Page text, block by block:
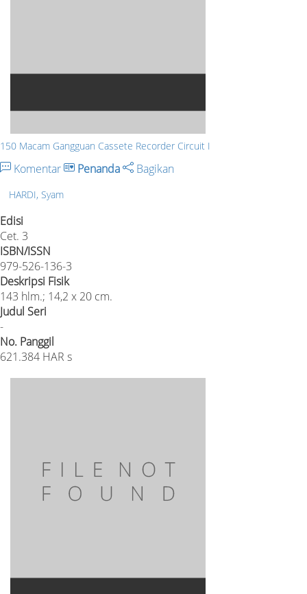
150 Macam Gangguan Cassete Recorder Circuit I
Komentar Penanda Bagikan
HARDI, Syam
Edisi
Cet. 3
ISBN/ISSN
979-526-136-3
Deskripsi Fisik
143 hlm.; 14,2 x 20 cm.
Judul Seri
-
No. Panggil
621.384 HAR s